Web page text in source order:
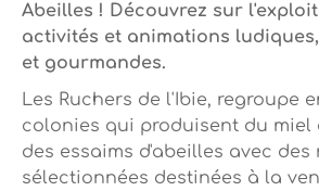
Abeilles ! Découvrez sur
activités et animations
et gourmandes.
Les Ruchers de l'Ibie, regroupe
colonies qui produisent du miel
des essaims d'abeilles avec des
sélectionnées destinées à la